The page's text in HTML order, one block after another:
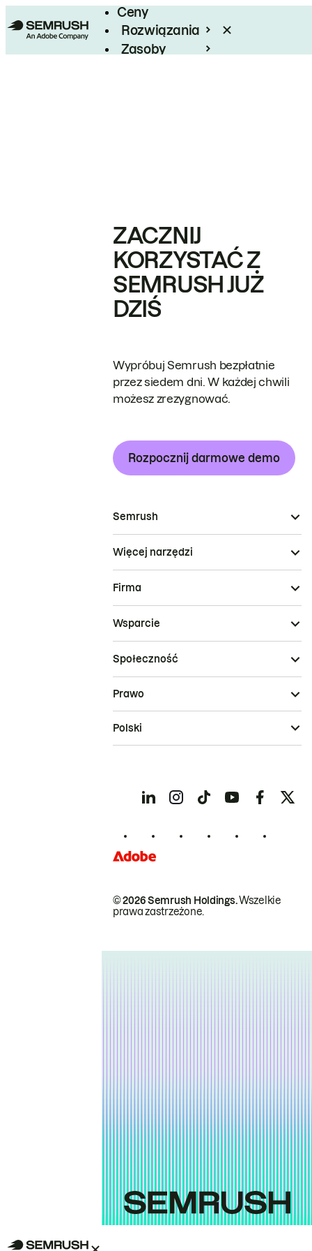
Ceny
Rozwiązania
Zasoby
ZACZNIJ
KORZYSTAĆ Z
SEMRUSH JUŻ
DZIŚ
Wypróbuj Semrush bezpłatnie
przez siedem dni. W każdej chwili
możesz zrezygnować.
Rozpocznij darmowe demo
Semrush
Więcej narzędzi
Firma
Wsparcie
Społeczność
© 2026 Semrush Holdings.Wszelkie
prawa zastrzeżone.
Prawo
Polski